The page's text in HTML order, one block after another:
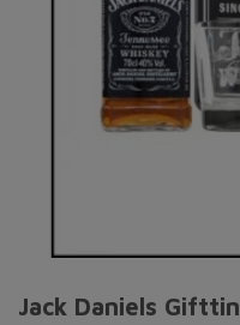
Jack Daniels Gifttin